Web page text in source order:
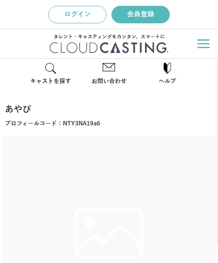
ログイン 会員登録
タレント・キャスティングをカンタン、スマートに
キャストを探す お問い合わせ ヘルプ
あやぴ
プロフィールコード： NTY3NA19a6